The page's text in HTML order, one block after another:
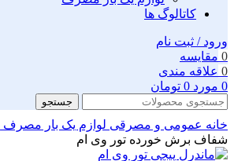
کاتالوگ ها
ورود / ثبت نام
0 مقايسه
0 علاقه مندی
0 مورد 0 تومان
جستجو
خانه عمومی و مصرقی لوازم یک بار مصرف
شفاف برش خورده تور وی ام